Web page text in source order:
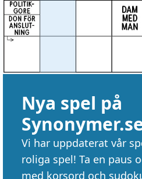
Nya spel på
Vi har uppdaterat vår
roliga spel! Ta en paus
med korsord och